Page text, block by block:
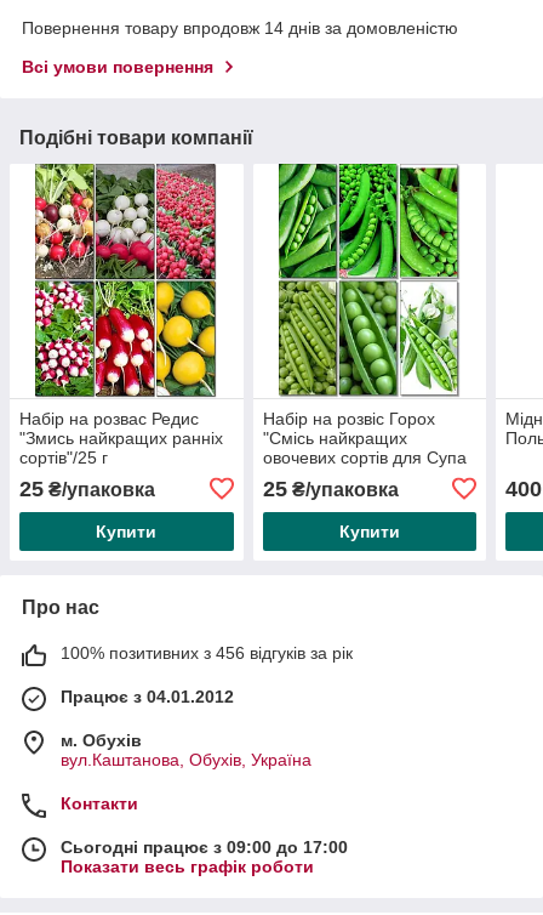
Повернення товару впродовж 14 днів за домовленістю
Всі умови повернення
Подібні товари компанії
Набір на розвас Редис
"Змись найкращих ранніх
сортів"/25 г
25 ₴/упаковка
Купити
Набір на розвіс Горох
"Смісь найкращих
овочевих сортів для Супа
25₴/упаковка
Купити
400
Про нас
100% позитивних з 456 відгуків за рік
Працює з 04.01.2012
м. Обухів
вул.Каштанова, Обухів, Україна
Контакти
Сьогодні працює з 09:00 до 17:00
Показати весь графік роботи